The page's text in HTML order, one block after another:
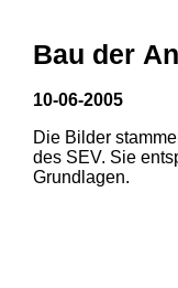
Bau der
10-06-2005
Die Bilder
des SEV. Sie
Grundlagen.